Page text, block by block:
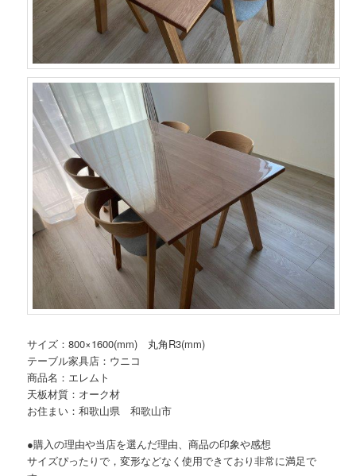
サイズ：800×1600(mm) 丸角R3(mm)
テーブル家具店：ウニコ
商品名：エレムト
天板材質：オーク材
お住まい：和歌山県 和歌山市
●購入の理由や当店を選んだ理由、商品の印象や感想
サイズぴったりで，変形などなく使用できており非常に満足で